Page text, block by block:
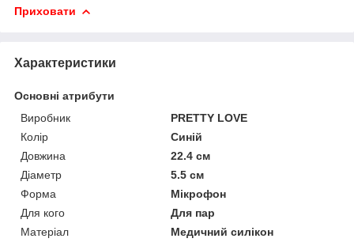
Приховати
Характеристики
Основні атрибути
Виробник
PRETTY LOVE
Колір
Синій
Довжина
22.4 см
Діаметр
5.5 см
Форма
Мікрофон
Для кого
Для пар
Матеріал
Медичний силікон